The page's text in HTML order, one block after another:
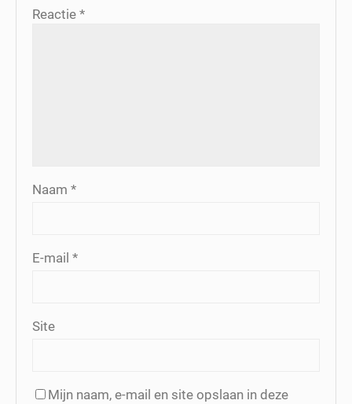
Reactie *
Naam *
E-mail *
Site
Mijn naam, e-mail en site opslaan in deze